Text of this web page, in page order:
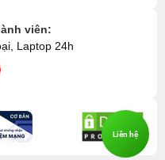
viên:
Laptop 24h
Liên hệ